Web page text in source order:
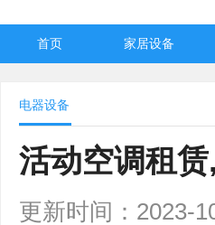
首页 家居设备
电器设备
活动空调租
更新时间：2023-